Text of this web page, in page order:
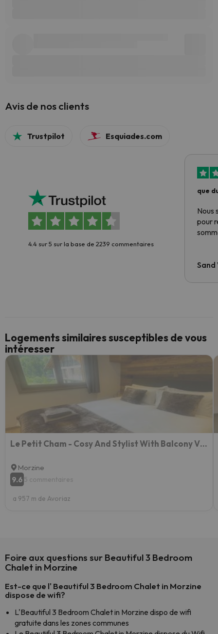
Avis de nos clients
Trustpilot Esquiades.com
4.4 sur 5 sur la base de 2239 commentaires
que
Nous
pour
Sand
Logements similaires susceptibles de vous
intéresser
Le Petit Cham - Cosy And Stylist With Balcony View
Morzine
9.6 5 commentaires
a 957 m de Avoriaz
Foire aux questions sur Beautiful 3 Bedroom
Chalet in Morzine
Est-ce que l' Beautiful 3 Bedroom Chalet in Morzine
dispose de wifi?
L'Beautiful 3 Bedroom Chalet in Morzine dispo de wifi
gratuite dans les zones communes